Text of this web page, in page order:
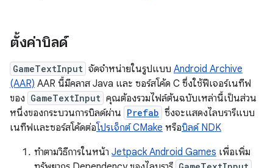
ตั้งค่าบิลด์
GameTextInput จัดจำหน่ายในรูปแบบ Android Archive
(AAR) AAR นี้มีคลาส Java และ ซอร์สโค้ด C ซึ่งใช้ฟีเจอร์เนทีฟ
ของ GameTextInput คุณต้องรวมไฟล์ต้นฉบับเหล่านี้เป็นส่วน
หนึ่งของกระบวนการบิลด์ผ่าน Prefab ซึ่งจะแสดงไลบรารีแบบ
เนทีฟและซอร์สโค้ดต่อโปรเจ็กต์ CMake หรือบิลด์ NDK
ทำตามวิธีการในหน้า Jetpack Android Games เพื่อเพิ่ม